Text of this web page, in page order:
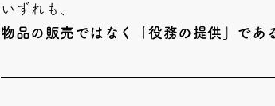
いずれも、
物品の販売ではなく「役務の提供」であ